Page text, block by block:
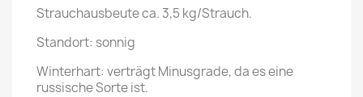
Strauchausbeute ca. 3,5 kg/Strauch.
Standort: sonnig
Winterhart: verträgt Minusgrade, da es eine
russische Sorte ist.